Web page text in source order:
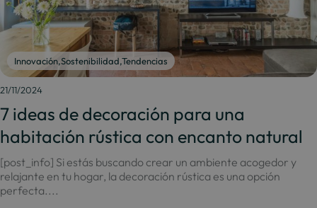
Innovación,Sostenibilidad,Tendencias
21/11/2024
7 ideas de decoración para una
habitación rústica con encanto natural
[post_info] Si estás buscando crear un ambiente acogedor y
relajante en tu hogar, la decoración rústica es una opción
perfecta....